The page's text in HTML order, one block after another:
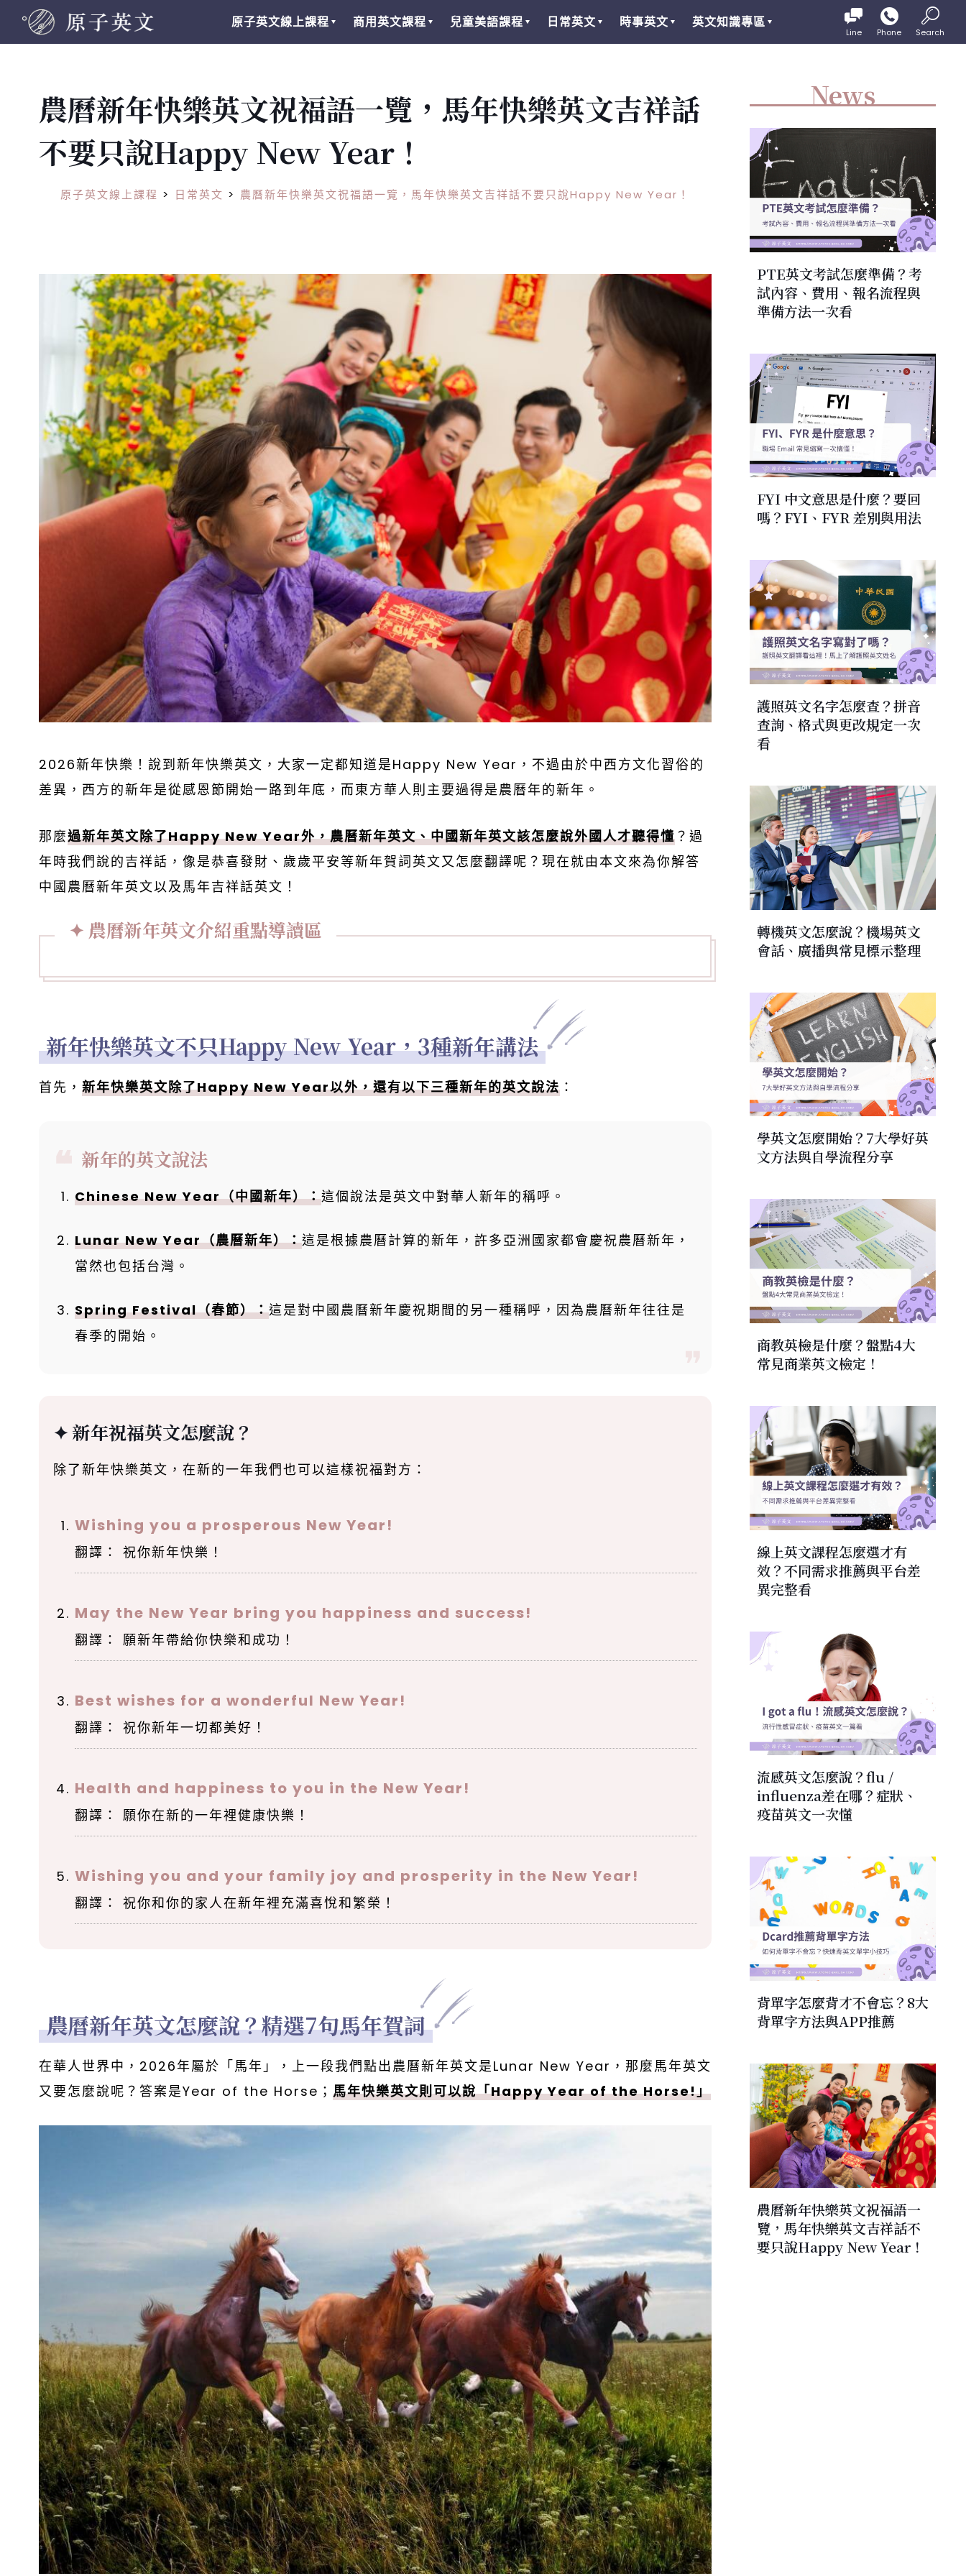
原子英文線上課程 商用英文課程 兒童美語課程 日常英文 時事英文 英文知識專區
Line Phone Search
農曆新年快樂英文祝福語一覽，馬年快樂英文吉祥話
不要只說Happy New Year！
原子英文線上課程 > 日常英文 > 農曆新年快樂英文祝福語一覽，馬年快樂英文吉祥話不要只說Happy New Year！
2026新年快樂！說到新年快樂英文，大家一定都知道是Happy New Year，不過由於中西方文化習俗的
差異，西方的新年是從感恩節開始一路到年底，而東方華人則主要過得是農曆年的新年。
那麼過新年英文除了Happy New Year外，農曆新年英文、中國新年英文該怎麼說外國人才聽得懂？過
年時我們說的吉祥話，像是恭喜發財、歲歲平安等新年賀詞英文又怎麼翻譯呢？現在就由本文來為你解答
中國農曆新年英文以及馬年吉祥話英文！
農曆新年英文介紹重點導讀區
新年快樂英文不只Happy New Year，3種新年講法
首先， 新年快樂英文除了Happy New Year以外，還有以下三種新年的英文說法 ：
新年的英文說法
Chinese New Year（中國新年）：這個說法是英文中對華人新年的稱呼。
Lunar New Year（農曆新年）：這是根據農曆計算的新年，許多亞洲國家都會慶祝農曆新年，
當然也包括台灣。
Spring Festival（春節）：這是對中國農曆新年慶祝期間的另一種稱呼，因為農曆新年往往是
春季的開始。
新年祝福英文怎麼說？
除了新年快樂英文，在新的一年我們也可以這樣祝福對方：
Wishing you a prosperous New Year!
翻譯： 祝你新年快樂！
May the New Year bring you happiness and success!
翻譯： 願新年帶給你快樂和成功！
Best wishes for a wonderful New Year!
翻譯： 祝你新年一切都美好！
Health and happiness to you in the New Year!
翻譯： 願你在新的一年裡健康快樂！
Wishing you and your family joy and prosperity in the New Year!
翻譯： 祝你和你的家人在新年裡充滿喜悅和繁榮！
農曆新年英文怎麼說？精選7句馬年賀詞
在華人世界中，2026年屬於「馬年」，上一段我們點出農曆新年英文是Lunar New Year，那麼馬年英文
又要怎麼說呢？答案是Year of the Horse； 馬年快樂英文則可以說「Happy Year of the Horse!」
News
PTE英文考試怎麼準備？考
試內容、費用、報名流程與
準備方法一次看
FYI 中文意思是什麼？要回
嗎？FYI、FYR 差別與用法
護照英文名字怎麼查？拼音
查詢、格式與更改規定一次
看
轉機英文怎麼說？機場英文
會話、廣播與常見標示整理
學英文怎麼開始？7大學好英
文方法與自學流程分享
商教英檢是什麼？盤點4大
常見商業英文檢定！
線上英文課程怎麼選才有
效？不同需求推薦與平台差
異完整看
流感英文怎麼說？flu /
influenza差在哪？症狀、
疫苗英文一次懂
背單字怎麼背才不會忘？8大
背單字方法與APP推薦
農曆新年快樂英文祝福語一
覽，馬年快樂英文吉祥話不
要只說Happy New Year！